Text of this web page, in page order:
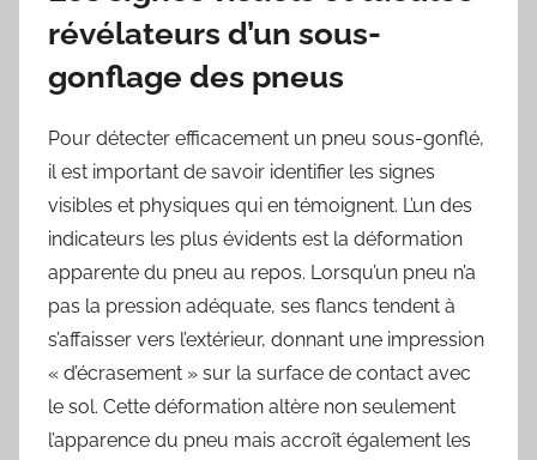
révélateurs d’un sous-
gonflage des pneus
Pour détecter efficacement un pneu sous-gonflé,
il est important de savoir identifier les signes
visibles et physiques qui en témoignent. L’un des
indicateurs les plus évidents est la déformation
apparente du pneu au repos. Lorsqu’un pneu n’a
pas la pression adéquate, ses flancs tendent à
s’affaisser vers l’extérieur, donnant une impression
« d’écrasement » sur la surface de contact avec
le sol. Cette déformation altère non seulement
l’apparence du pneu mais accroît également les